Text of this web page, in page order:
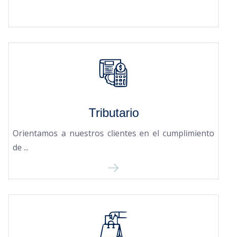
Tributario
Orientamos a nuestros clientes en el cumplimiento
de ...